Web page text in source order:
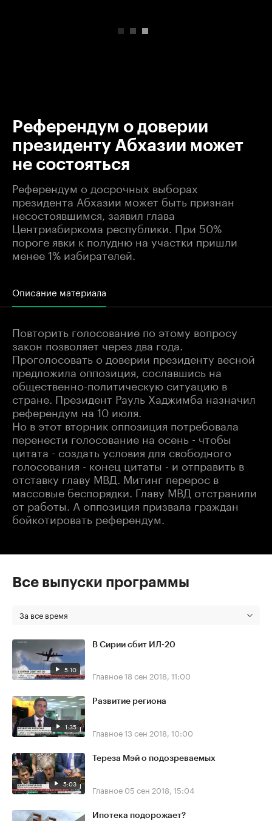
Референдум о доверии
президенту Абхазии может
не состояться
Референдум о досрочных выборах
президента Абхазии может быть признан
несостоявшимся, заявил глава
Центризбиркома республики. При 50%
пороге явки к полудню на участки пришли
менее 1% избирателей.
Описание материала
Повторить голосование по этому вопросу
закон позволяет через два года.
Проголосовать о доверии президенту весной
предложила оппозиция, сославшись на
общественно-политическую ситуацию в
стране. Президент Рауль Хаджимба назначил
референдум на 10 июля.
Но в этот вторник оппозиция потребовала
перенести голосование на осень - чтобы
цитата - создать условия для свободного
голосования - конец цитаты - и отправить в
отставку главу МВД. Митинг перерос в
массовые беспорядки. Главу МВД отстранили
от работы. А оппозиция призвала граждан
бойкотировать референдум.
Все выпуски программы
За все время
5:10
В Сирии сбит ИЛ-20
Главное18 сен 2018, 11:00
1:35
Развитие региона
Главное13 сен 2018, 10:00
5:03
Тереза Мэй о подозреваемых
Главное 05 сен 2018, 15:04
Ипотека подорожает?